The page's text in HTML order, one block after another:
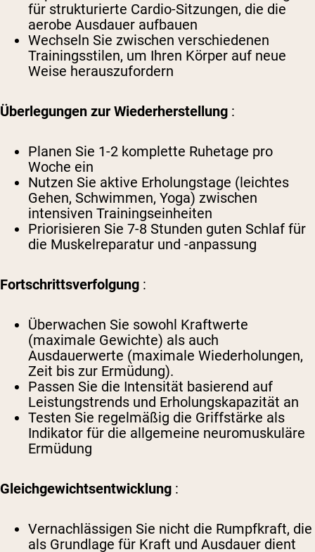
für strukturierte Cardio-Sitzungen, die die
aerobe Ausdauer aufbauen
Wechseln Sie zwischen verschiedenen
Trainingsstilen, um Ihren Körper auf neue
Weise herauszufordern
Überlegungen zur Wiederherstellung :
Planen Sie 1-2 komplette Ruhetage pro
Woche ein
Nutzen Sie aktive Erholungstage (leichtes
Gehen, Schwimmen, Yoga) zwischen
intensiven Trainingseinheiten
Priorisieren Sie 7-8 Stunden guten Schlaf für
die Muskelreparatur und -anpassung
Fortschrittsverfolgung :
Überwachen Sie sowohl Kraftwerte
(maximale Gewichte) als auch
Ausdauerwerte (maximale Wiederholungen,
Zeit bis zur Ermüdung).
Passen Sie die Intensität basierend auf
Leistungstrends und Erholungskapazität an
Testen Sie regelmäßig die Griffstärke als
Indikator für die allgemeine neuromuskuläre
Ermüdung
Gleichgewichtsentwicklung :
Vernachlässigen Sie nicht die Rumpfkraft, die
als Grundlage für Kraft und Ausdauer dient